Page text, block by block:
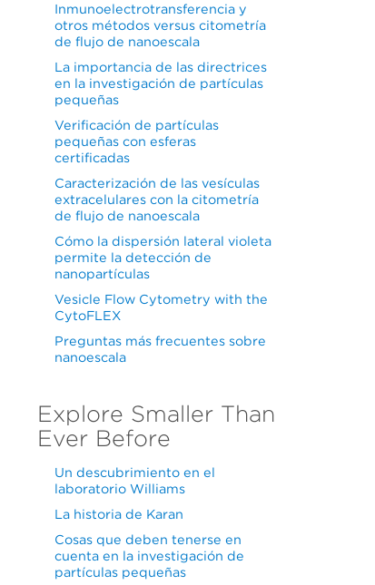
Inmunoelectrotransferencia y
otros métodos versus citometría
de flujo de nanoescala
La importancia de las directrices
en la investigación de partículas
pequeñas
Verificación de partículas
pequeñas con esferas
certificadas
Caracterización de las vesículas
extracelulares con la citometría
de flujo de nanoescala
Cómo la dispersión lateral violeta
permite la detección de
nanopartículas
Vesicle Flow Cytometry with the
CytoFLEX
Preguntas más frecuentes sobre
nanoescala
Explore Smaller Than
Ever Before
Un descubrimiento en el
laboratorio Williams
La historia de Karan
Cosas que deben tenerse en
cuenta en la investigación de
partículas pequeñas